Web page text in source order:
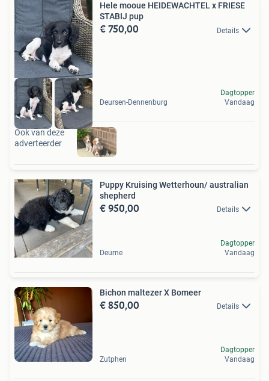
Hele mooue HEIDEWACHTEL x FRIESE
STABIJ pup
€ 750,00 Details
Deursen-Dennenburg
Dagtopper
Vandaag
Ook van deze
adverteerder
Puppy Kruising Wetterhoun/ australian
shepherd
€ 950,00 Details
Deurne
Dagtopper
Vandaag
Bichon maltezer X Bomeer
€ 850,00 Details
Zutphen
Dagtopper
Vandaag